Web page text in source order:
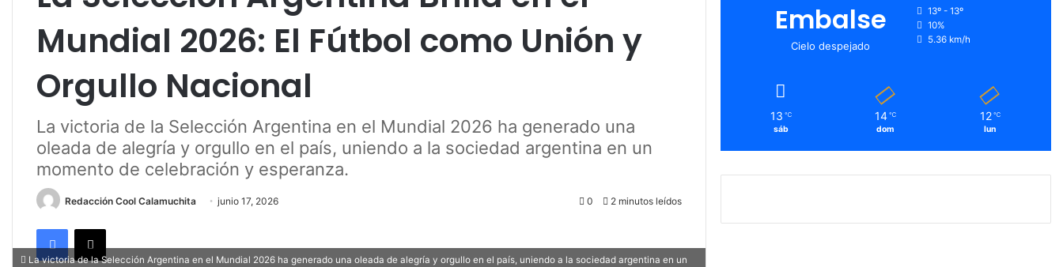
Mundial 2026: El Fútbol como Unión y
Orgullo Nacional
La victoria de la Selección Argentina en el Mundial 2026 ha generado una
oleada de alegría y orgullo en el país, uniendo a la sociedad argentina en un
momento de celebración y esperanza.
Redacción Cool Calamuchita junio 17, 2026 0 2 minutos leídos
Facebook
X
La victoria de la Selección Argentina en el Mundial 2026 ha generado una oleada de alegría y orgullo en el país, uniendo a la sociedad argentina en un
Embalse
Cielo despejado
13º - 13º
10%
5.36 km/h
13 ℃
sáb
14 ℃
dom
12 ℃
lun